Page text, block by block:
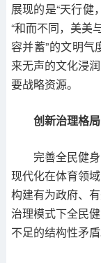
展现的是“天行健
“和而不同，美美
容并蓄”的文明
来无声的文化浸
要战略资源。
创新治理格
完善全民健
现代化在体育领
构建有为政府、
治理模式下全民
不足的结构性矛盾